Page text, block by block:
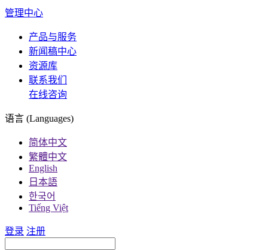
管理中心
产品与服务
新闻稿中心
资源库
联系我们
在线咨询
语言 (Languages)
简体中文
繁體中文
English
日本語
한국어
Tiếng Việt
登录 注册